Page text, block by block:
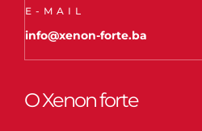
E-MAIL
info@xenon-forte.ba
O Xenon forte